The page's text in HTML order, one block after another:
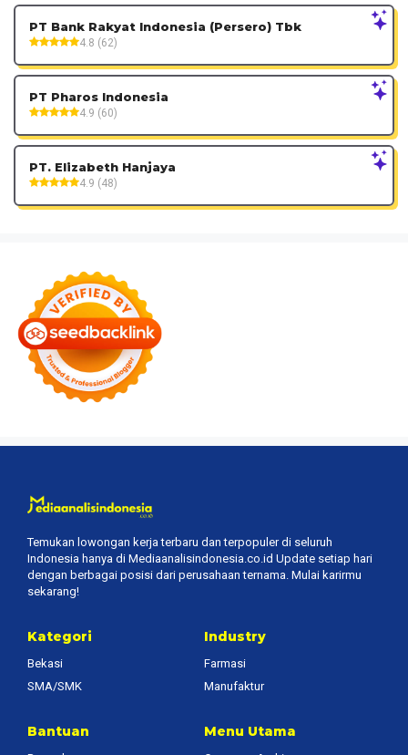
PT Bank Rakyat Indonesia (Persero) Tbk
4.8 (62)
PT Pharos Indonesia
4.9 (60)
PT. Elizabeth Hanjaya
4.9 (48)
Temukan lowongan kerja terbaru dan terpopuler di seluruh
Indonesia hanya di Mediaanalisindonesia.co.id Update setiap hari
dengan berbagai posisi dari perusahaan ternama. Mulai karirmu
sekarang!
Kategori
Bekasi
SMA/SMK
Industry
Farmasi
Manufaktur
Bantuan Menu Utama